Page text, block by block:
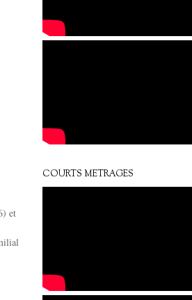
et
COURTS METRAGES